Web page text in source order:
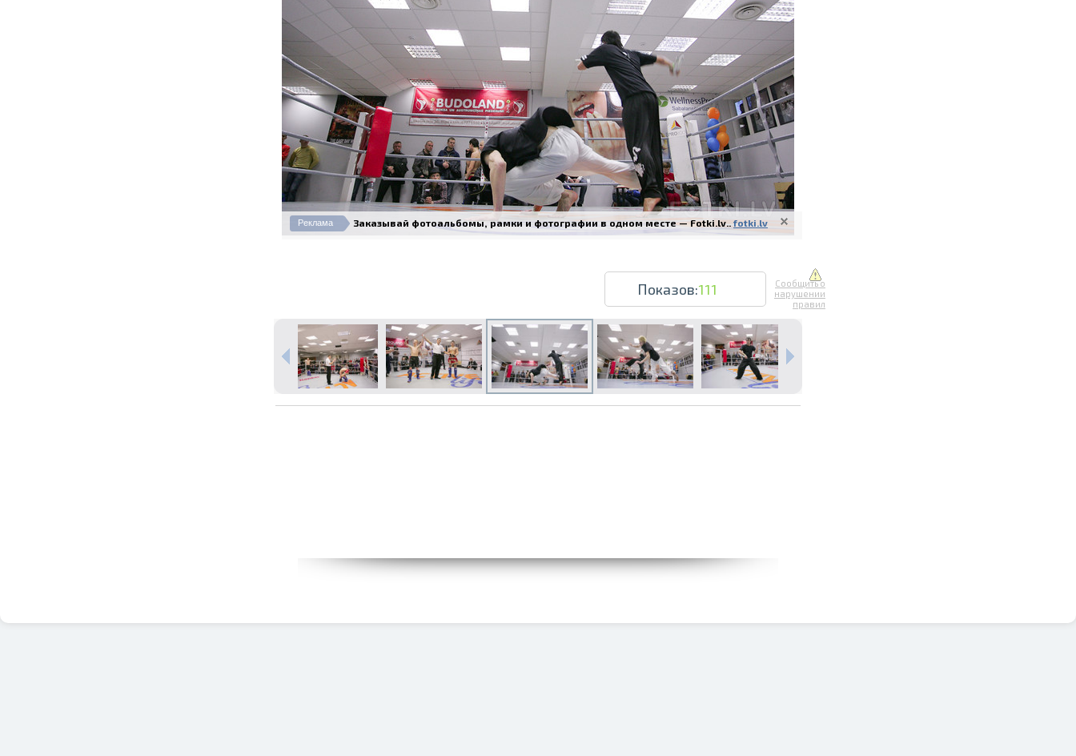
Печать в течение 1 часа в Риге – закажите онлайн
Различные форматы и виды бумаги для ваших фотографий
Доставка по всей Латвии или самовывоз
Реклама Заказывай фотоальбомы, рамки и фотографии в одном месте — Fotki.lv.. fotki.lv
Показов:111
Сообщить о
нарушении
правил